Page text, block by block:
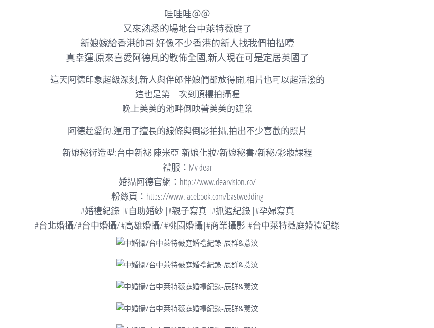
哇哇哇＠＠
又來熟悉的場地台中萊特薇庭了
新娘嫁給香港帥哥,好像不少香港的新人找我們拍攝噎
真幸運,原來喜愛阿德風的散佈全國,新人現在可是定居英國了
這天阿德印象超級深刻,新人與伴郎伴娘們都放得開,相片也可以超活潑的
這也是第一次到頂樓拍攝喔
晚上美美的池畔倒映著美美的建築
阿德超愛的,運用了擅長的線條與倒影拍攝,拍出不少喜歡的照片
新娘秘術造型:台中新祕 陳米亞-新娘化妝/新娘秘書/新秘/彩妝課程
禮服：My dear
婚攝阿德官網：http://www.dearvision.co/
粉絲頁：https://www.facebook.com/bastwedding
#婚禮紀錄 |#自助婚紗 |#親子寫真 |#抓週紀錄 |#孕婦寫真
#台北婚攝/ #台中婚攝/ #高雄婚攝/ #桃園婚攝|#商業攝影|#台中萊特薇庭婚禮紀錄